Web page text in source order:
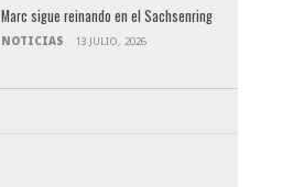
Marc sigue reinando en el Sachsenring
NOTICIAS 13 JULIO, 2026